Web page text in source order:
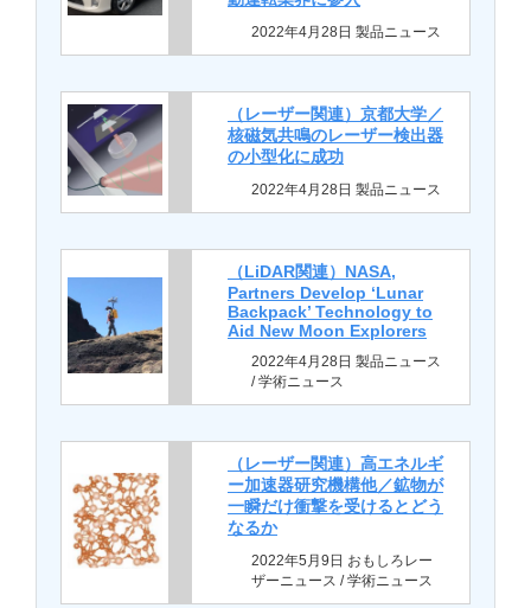
2022年4月28日 製品ニュース
（レーザー関連）京都大学／
核磁気共鳴のレーザー検出器
の小型化に成功
2022年4月28日 製品ニュース
（LiDAR関連）NASA,
Partners Develop ‘Lunar
Backpack’ Technology to
Aid New Moon Explorers
2022年4月28日 製品ニュース
/ 学術ニュース
（レーザー関連）高エネルギ
ー加速器研究機構他／鉱物が
一瞬だけ衝撃を受けるとどう
なるか
2022年5月9日 おもしろレー
ザーニュース / 学術ニュース